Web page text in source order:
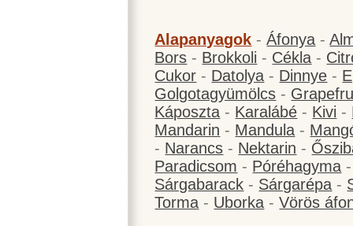
Alapanyagok -Áfonya -
Bors - Brokkoli - Cékla -
Cukor - Datolya - Dinnye -
Golgotagyümölcs -
Káposzta - Karalábé - Kivi -
Mandarin - Mandula -
- Narancs - Nektarin -
Paradicsom - Póréhagyma
Sárgabarack - Sárgarépa -
Torma - Uborka -Vörös